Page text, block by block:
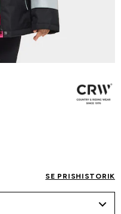
SE PRISHISTORIK